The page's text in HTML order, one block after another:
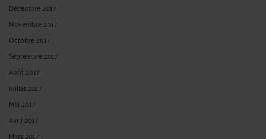
Décembre 2017
Novembre 2017
Octobre 2017
Septembre 2017
Août 2017
Juillet 2017
Mai 2017
Avril 2017
Mars 2017